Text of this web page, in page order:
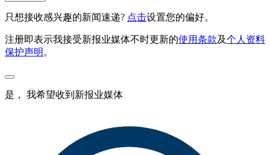
只想接收感兴趣的新闻速递? 点击设置您的偏好。
注册即表示我接受新报业媒体不时更新的使用条款及个人资料
保护声明 。
是， 我希望收到新报业媒体